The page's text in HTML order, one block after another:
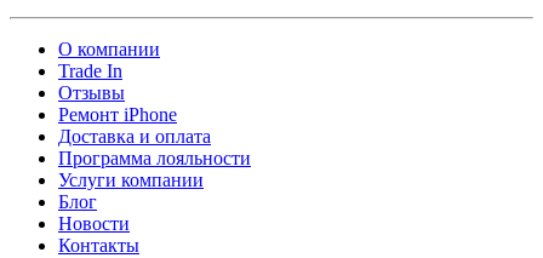
О компании
Trade In
Отзывы
Ремонт iPhone
Доставка и оплата
Программа лояльности
Услуги компании
Блог
Новости
Контакты